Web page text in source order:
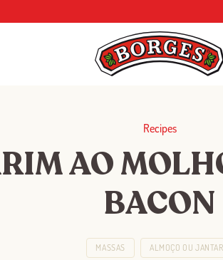
Recipes
AO
BACON
MASSAS ALMOÇO OU JANTAR